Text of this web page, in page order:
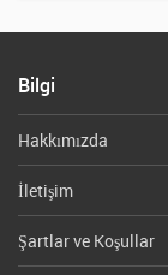
Bilgi
Hakkımızda
İletişim
Şartlar ve Koşullar